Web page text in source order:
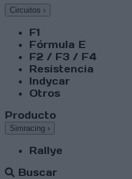
Circuitos ›
F1
Fórmula E
F2 / F3 / F4
Resistencia
Indycar
Otros
Producto
Simracing ›
Rallye
Buscar